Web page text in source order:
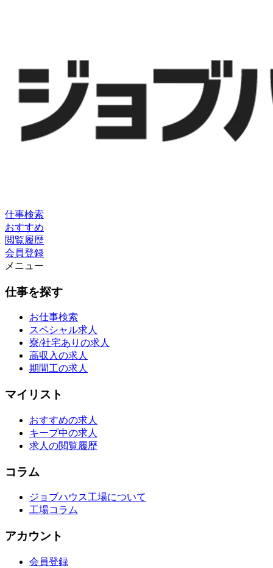
仕事検索
おすすめ
閲覧履歴
会員登録
メニュー
仕事を探す
お仕事検索
スペシャル求人
寮/社宅ありの求人
高収入の求人
期間工の求人
マイリスト
おすすめの求人
キープ中の求人
求人の閲覧履歴
コラム
ジョブハウス工場について
工場コラム
アカウント
会員登録